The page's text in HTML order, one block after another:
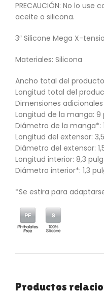
PRECAUCIÓN: No lo
aceite o silicona.
3″ Silicone Mega X-
Materiales: Silicona
Ancho total del
Longitud total del
Dimensiones adicionales
Longitud de la manga: 9
Diámetro de la manga*:
Longitud del extensor:
Diámetro del extensor:
Longitud interior: 8,3
Diámetro interior*: 1,3
*Se estira para
Productos